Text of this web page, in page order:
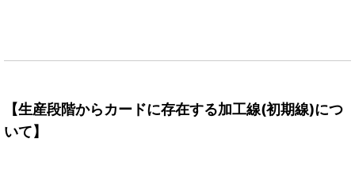
【生産段階からカードに存在する加工線(初期線)につ
いて】